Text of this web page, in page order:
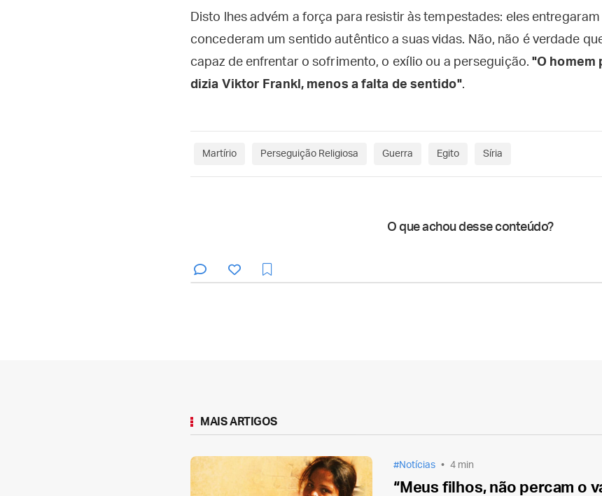
Disto lhes advém a força para resistir às tempestades: eles
concederam um sentido autêntico a suas vidas. Não, não é verdade
capaz de enfrentar o sofrimento, o exílio ou a perseguição."O homem
dizia Viktor Frankl, menos a falta de sentido".
Martírio Perseguição Religiosa Guerra Egito Síria
O que achou desse conteúdo?
MAIS ARTIGOS
Notícias 4 min
“Meus filhos, não percam o